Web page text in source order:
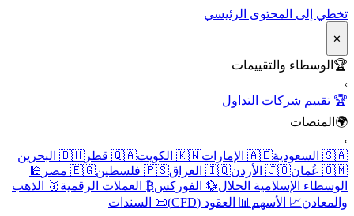
تخطي إلى المحتوى الرئيسي
✕
🏆 الوسطاء والتقييمات
›
🏆 تقييم شركات التداول
🌍 المنصات
›
🇸🇦 السعودية
🇦🇪 الإمارات 🇰🇼 الكويت 🇶🇦 قطر
🇧🇭 البحرين
🇴🇲 عُمان
🇯🇴 الأردن 🇮🇶 العراق 🇵🇸 فلسطين 🇪🇬 مصر
🕌
الوسطاء الإسلامية الحلال💱 الفوركس₿ العملات الرقمية🥇 الذهب
والمعادن📈 الأسهم 📊 العقود (CFD)
📜 السندات